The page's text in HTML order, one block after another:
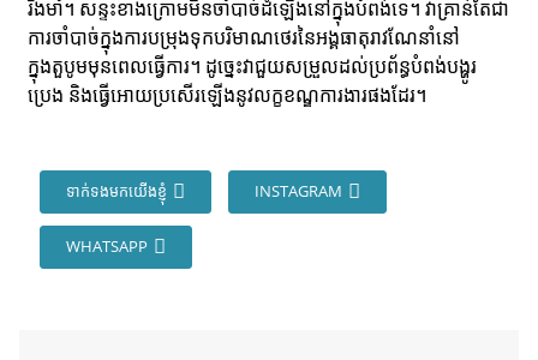
រឹងមាំ។ សន្ទះខាងក្រោមមិនចាំបាច់ដំឡើងនៅក្នុងបំពង់ទេ។ វាគ្រាន់តែជា
ការចាំបាច់ក្នុងការបម្រុងទុកបរិមាណថេរនៃអង្គធាតុរាវណែនាំនៅ
ក្នុងតួបូមមុនពេលធ្វើការ។ ដូច្នេះវាជួយសម្រួលដល់ប្រព័ន្ធបំពង់បង្ហូរ
ប្រេង និងធ្វើអោយប្រសើរឡើងនូវលក្ខខណ្ឌការងារផងដែរ។
ទាក់ទងមកយើងខ្ញុំ INSTAGRAM
WHATSAPP